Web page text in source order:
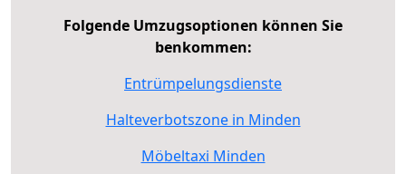
Folgende Umzugsoptionen können Sie
benkommen:
Entrümpelungsdienste
Halteverbotszone in Minden
Möbeltaxi Minden